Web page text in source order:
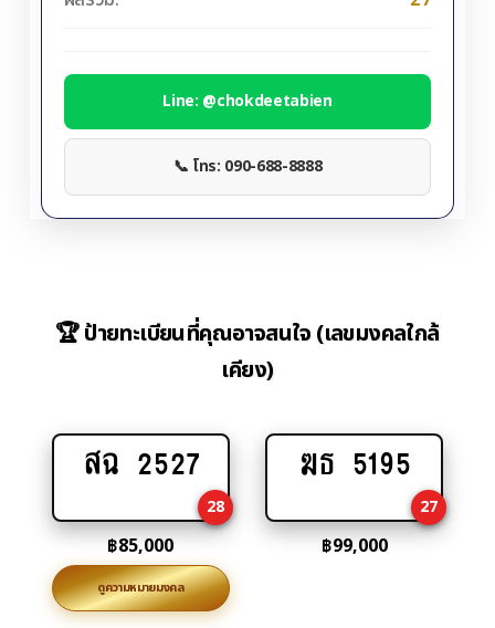
Line: @chokdeetabien
📞 โทร: 090-688-8888
🏆 ป้ายทะเบียนที่คุณอาจสนใจ (เลขมงคลใกล้
เคียง)
Add
cart
สฉ 2527
28
฿85,000
ดูความหมายมงคล
Add
cart
ฆธ 5195
27
฿99,000